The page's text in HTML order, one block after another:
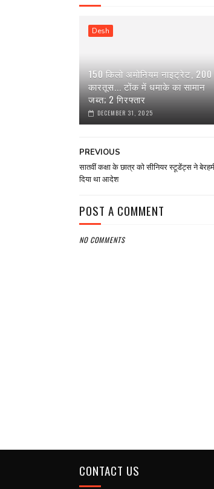
Desh
150 किलो अमोनियम नाइट्रेट, 200
कारतूस... टोंक में धमाके का सामान
जब्त; 2 गिरफ्तार
DECEMBER 31, 2025
PREVIOUS
सातवीं कक्षा के छात्र को सीनियर स्टूडेंट्स ने
दिया था आदेश
POST A COMMENT
NO COMMENTS
CONTACT US